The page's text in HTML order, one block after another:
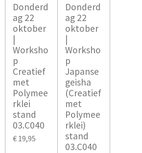
Donderd
ag 22
oktober
|
Worksho
p
Creatief
met
Polymee
rklei
stand
03.C040
€ 19,95
Donderd
ag 22
oktober
|
Worksho
p
Japanse
geisha
(Creatief
met
Polymee
rklei)
stand
03.C040